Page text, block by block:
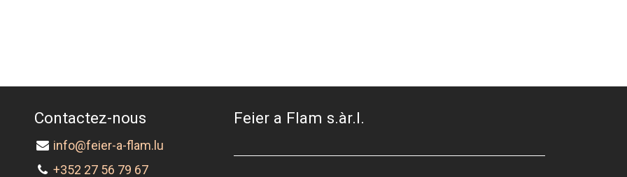
Contactez-nous
info@feier-a-flam.lu
+352 27 56 79 67
Feier a Flam s.àr.l.